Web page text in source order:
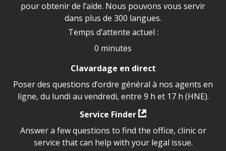
pour obtenir de l’aide. Nous pouvons vous servir
dans plus de 300 langues.
Temps d’attente actuel :
0 minutes
Clavardage en direct
Poser des questions d’ordre général à nos agents en
ligne, du lundi au vendredi, entre 9 h et 17 h (HNE).
Service Finder
Answer a few questions to find the office, clinic or
service that can help with your legal issue.